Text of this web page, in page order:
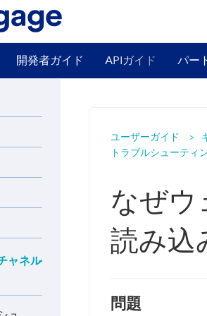
開発者ガイド APIガイド パー
ユーザーガイド
トラブルシューティ
なぜウ
読み込
問題
ャネル